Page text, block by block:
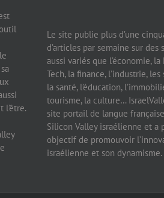
l’être.
Le site publie plus d’une
d’articles par semaine sur des
aussi variés que l’économie, la
Tech, la finance, l’industrie, les
la santé, l’éducation,
tourisme, la culture…
site portail de langue
Silicon Valley israélienne et a
objectif de promouvoir
israélienne et son dynamisme.